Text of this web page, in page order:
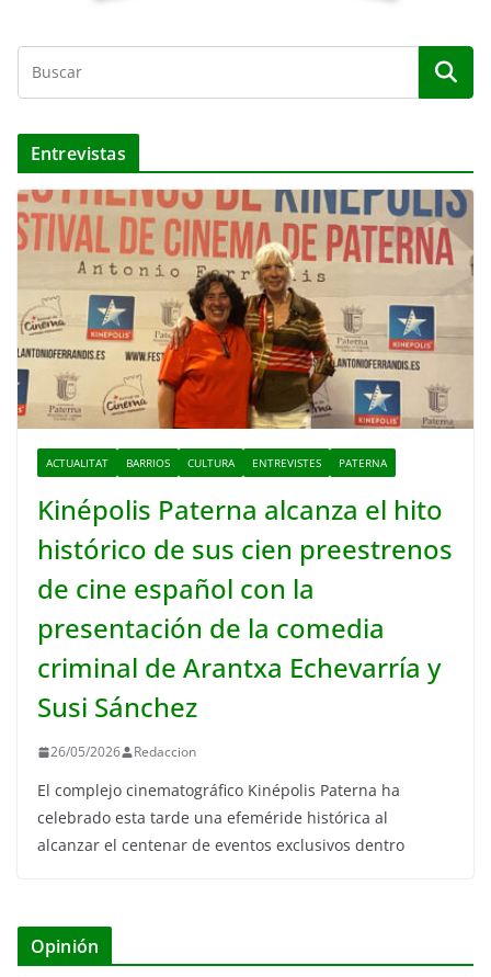
Entrevistas
ACTUALITAT BARRIOS CULTURA ENTREVISTES PATERNA
Kinépolis Paterna alcanza el hito
histórico de sus cien preestrenos
de cine español con la
presentación de la comedia
criminal de Arantxa Echevarría y
Susi Sánchez
26/05/2026 Redaccion
El complejo cinematográfico Kinépolis Paterna ha
celebrado esta tarde una efeméride histórica al
alcanzar el centenar de eventos exclusivos dentro
Opinión